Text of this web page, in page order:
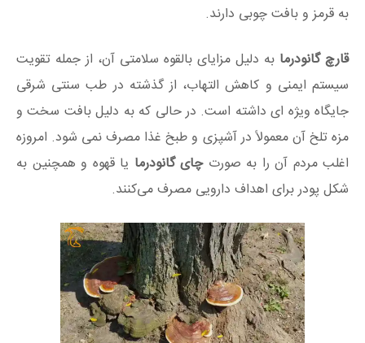
به قرمز و بافت چوبی دارند.
قارچ گانودرما به دلیل مزایای بالقوه سلامتی آن، از جمله تقویت
سیستم ایمنی و کاهش التهاب، از گذشته در طب سنتی شرقی
جایگاه ویژه ای داشته است. در حالی که به دلیل بافت سخت و
مزه تلخ آن معمولاً در آشپزی و طبخ غذا مصرف نمی شود. امروزه
اغلب مردم آن را به صورتچای گانودرما یا قهوه و همچنین به
شکل پودر برای اهداف دارویی مصرف می‌کنند.